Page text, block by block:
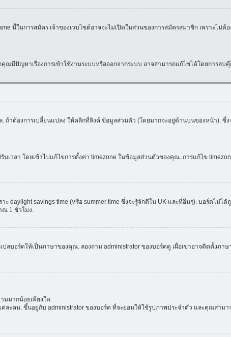
นี้ในการสมัคร เจ้าของเวบไซต์อาจจะไม่เปิดในส่วนของการสมัครสมาชิก เพราะไ
มีปัญหาเรื่องการเข้าใช้งานระบบหรือออกจากระบบ อาจสามารถแก้ไขได้โดยการลบคุ๊
าต้องการเปลี่ยนแปลง ให้คลิกที่ลิงค์ ข้อมูลส่วนตัว (โดยมากจะอยู่ด้านบนของหน้า). ซึ่
วลา โดยเข้าไปแก้ไขการตั้งค่า timezone ในข้อมูลส่วนตัวของคุณ. การแก้ไข
daylight savings time (หรือ summer time ซึ่งจะรู้จักดีใน UK และที่อื่นๆ). บอร์ดไม่
ณ 1 ชั่วโมง.
ลบอร์ดให้เป็นภาษาของคุณ. ลองถาม administrator ของบอร์ดดู เผื่อเขาอาจติดตั้ง
มมากน้อยเพียงใด.
ะคน. ขึ้นอยู่กับ administrator ของบอร์ด ที่จะยอมให้ใช้รูปภาพประจำตัว และคุณสาม